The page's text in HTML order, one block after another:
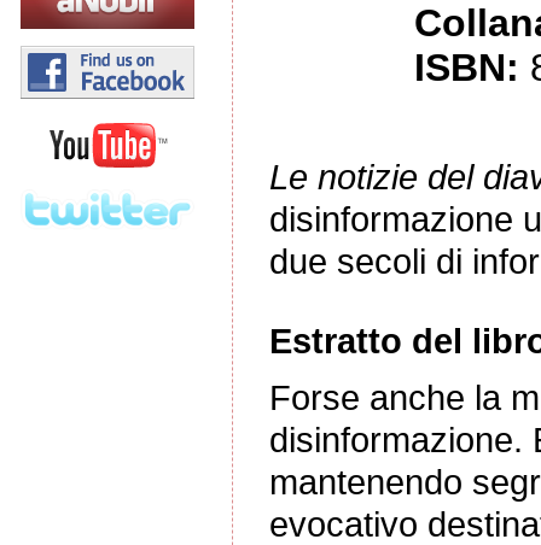
ISBN:
Le notizie del
disinformazione
due secoli di
Estratto del
Forse anche la
disinformazione.
mantenendo
evocativo